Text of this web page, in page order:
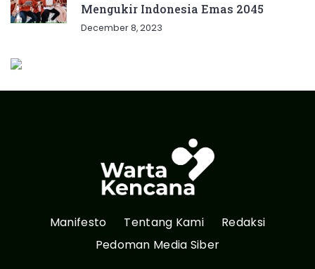
Mengukir Indonesia Emas 2045
December 8, 2023
Manifesto Tentang Kami
Redaksi
Pedoman Media Siber